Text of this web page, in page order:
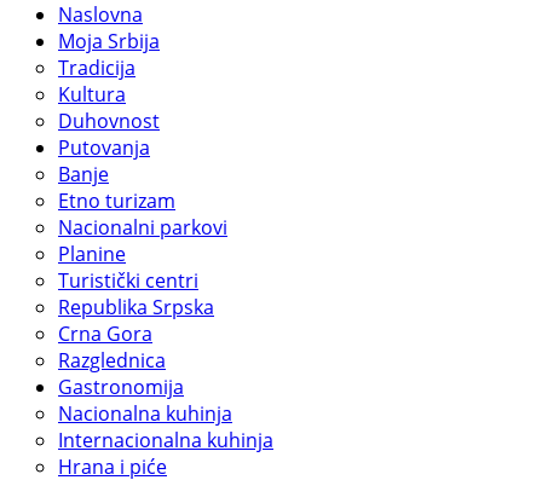
Naslovna
Moja Srbija
Tradicija
Kultura
Duhovnost
Putovanja
Banje
Etno turizam
Nacionalni parkovi
Planine
Turistički centri
Republika Srpska
Crna Gora
Razglednica
Gastronomija
Nacionalna kuhinja
Internacionalna kuhinja
Hrana i piće